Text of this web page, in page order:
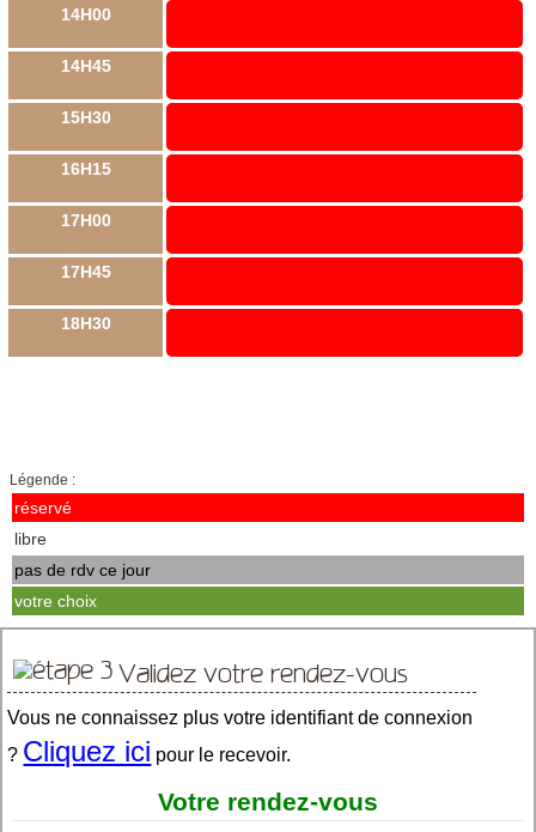
14H00
14H45
15H30
16H15
17H00
17H45
18H30
Légende :
réservé
libre
pas de rdv ce jour
votre choix
Validez votre rendez-vous
Vous ne connaissez plus votre identifiant de connexion
? Cliquez ici pour le recevoir.
Votre rendez-vous